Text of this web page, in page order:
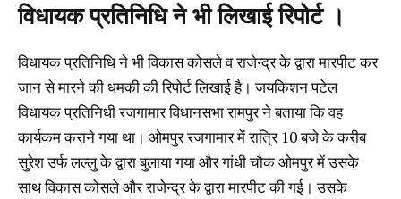
विधायक प्रतिनिधि ने भी लिखाई रिपोर्ट ।
विधायक प्रतिनिधि ने भी विकास कोसले व राजेन्द्र के द्वारा मारपीट कर
जान से मारने की धमकी की रिपोर्ट लिखाई है। जयकिशन पटेल
विधायक प्रतिनिधी रजगामार विधानसभा रामपुर ने बताया कि वह
कार्यकम कराने गया था। ओमपुर रजगामार में रात्रि 10 बजे के करीब
सुरेश उर्फ लल्लु के द्वारा बुलाया गया और गांधी चौक ओमपुर में उसके
साथ विकास कोसले और राजेन्द्र के द्वारा मारपीट की गई। उसके